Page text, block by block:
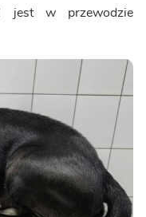
w przewodzie